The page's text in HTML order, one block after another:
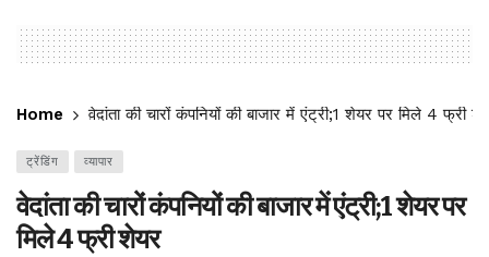
Home वेदांता की चारों कंपनियों की बाजार में एंट्री;1 शेयर पर मिले 4 फ्री
ट्रेंडिंग व्यापार
वेदांता की चारों कंपनियों की बाजार में एंट्री;1 शेयर पर
मिले 4 फ्री शेयर